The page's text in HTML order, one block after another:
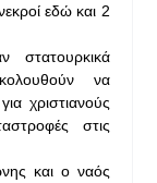
εδώ και 2
στατουρκικά
να
χριστιανούς
στις
και ο ναός